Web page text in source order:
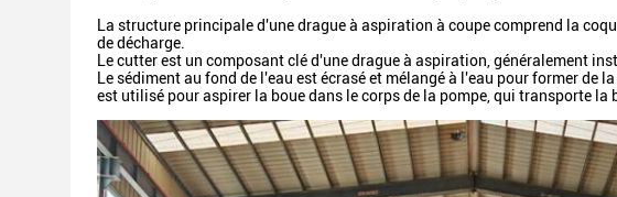
La structure principale d'une drague à aspiration à coupe comprend la
de décharge.
Le cutter est un composant clé d'une drague à aspiration, généralement
Le sédiment au fond de l'eau est écrasé et mélangé à l'eau pour former de la
est utilisé pour aspirer la boue dans le corps de la pompe, qui transporte la